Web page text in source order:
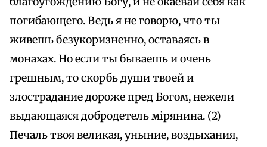
погибающего. Ведь я не говорю, что ты
живешь безукоризненно, оставаясь в
монахах. Но если ты бываешь и очень
грешным, то скорбь души твоей и
злострадание дороже пред Богом, нежели
выдающаяся добродетель мiрянина. (2)
Печаль твоя великая, уныние, воздыхания,